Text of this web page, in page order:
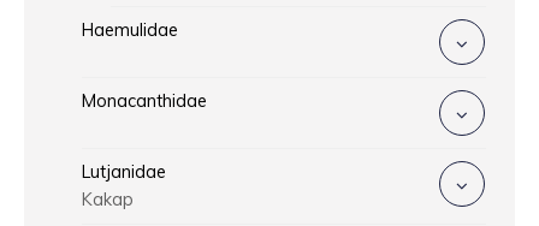
Haemulidae
Monacanthidae
Lutjanidae
Kakap